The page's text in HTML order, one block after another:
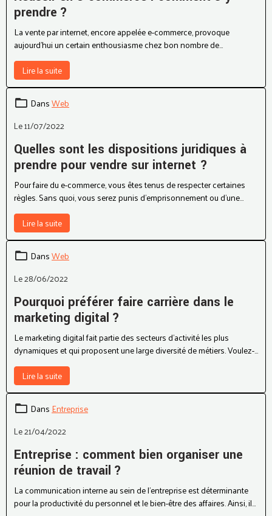
Réussir en e-commerce : comment s’y
prendre ?
La vente par internet, encore appelée e-commerce, provoque
aujourd’hui un certain enthousiasme chez bon nombre de
personnes. Cela est dû aux nombreux avantages qu’on peut y tirer. Il
est tout à fait possible de se faire une place d’honneur sur la toile en
optant pour la vente par internet. Cependant, il est important de s’y
lancer convenablement. Découvrez dans cet article comment réussir
en e-commerce.
Lire la suite
Quelles sont les dispositions juridiques à
prendre pour vendre sur internet ?
Pour faire du e-commerce, vous êtes tenus de respecter certaines
règles. Sans quoi, vous serez punis d’emprisonnement ou d’une
amende de plusieurs milliers d’euros. En supposant que vous ne
désirez pas subir de telles condamnations, voici des dispositions à
prendre pour vendre sur internet.
Lire la suite
Pourquoi préférer faire carrière dans le
marketing digital ?
Le marketing digital fait partie des secteurs d’activité les plus
dynamiques et qui proposent une large diversité de métiers. Voulez-
vous découvrir les quelques avantages à préférer faire carrière dans
ce domaine ? Cette section en parle. Lisez donc !
Lire la suite
Entreprise : comment bien organiser une
réunion de travail ?
La communication interne au sein de l’entreprise est déterminante